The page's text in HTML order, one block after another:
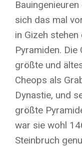
sich das mal
in Gizeh
Pyramiden.
größte und
Cheops als
Dynastie, und
größte
war sie wohl
Steinbruch